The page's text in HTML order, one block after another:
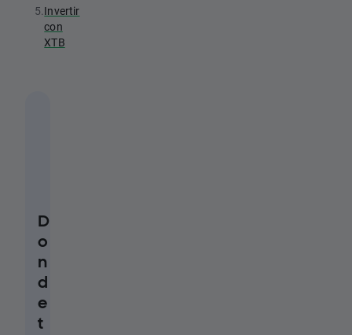
5.Invertir
con
XTB
D
o
n
d
e
t